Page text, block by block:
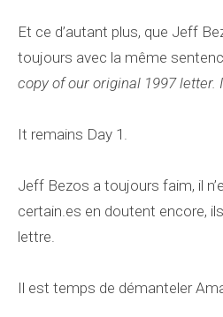
Et ce d’autant plus, que Jeff
toujours avec la même
copy of our original 1997 letter.
It remains Day 1.
Jeff Bezos a toujours faim, il
certain.es en doutent encore,
lettre.
Il est temps de démanteler